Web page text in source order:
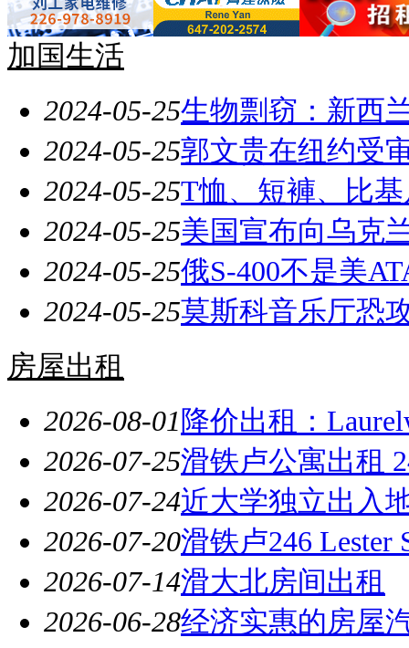
加国生活
2024-05-25生物剽窃：新西
2024-05-25郭文贵在纽约受
2024-05-25T恤、短褲、比
2024-05-25美国宣布向乌克
2024-05-25俄S-400不是美
2024-05-25莫斯科音乐厅恐
房屋出租
2026-08-01降价出租：
2026-07-25滑铁卢公寓出租
2026-07-24近大学独立出入
2026-07-20滑铁卢246
2026-07-14滑大北房间出租
2026-06-28经济实惠的房屋